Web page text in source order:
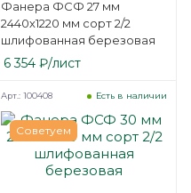
Фанера ФСФ 27 мм
2440х1220 мм сорт 2/2
шлифованная березовая
6 354₽/лист
Советуем
Есть в наличии
Арт.: 100408